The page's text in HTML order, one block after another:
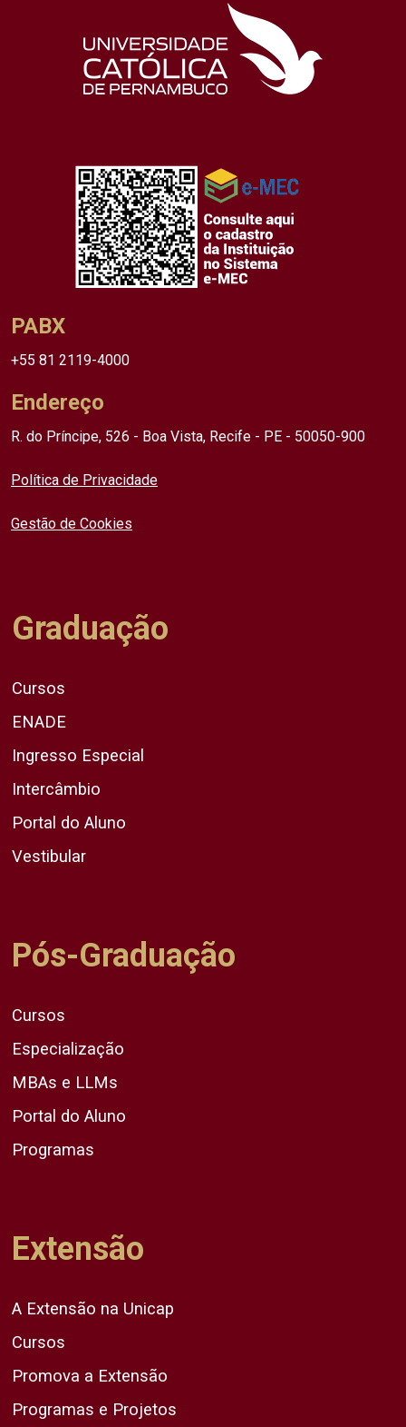
PABX
+55 81 2119-4000
Endereço
R. do Príncipe, 526 - Boa Vista, Recife - PE - 50050-900
Política de Privacidade
Gestão de Cookies
Graduação
Cursos
ENADE
Ingresso Especial
Intercâmbio
Portal do Aluno
Vestibular
Pós-Graduação
Cursos
Especialização
MBAs e LLMs
Portal do Aluno
Programas
Extensão
A Extensão na Unicap
Cursos
Promova a Extensão
Programas e Projetos